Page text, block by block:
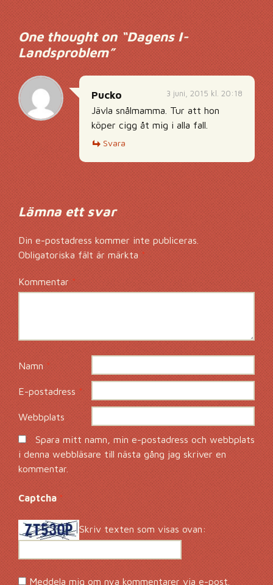
One thought on “Dagens I-
Landsproblem”
3 juni, 2015 kl. 20:18
Pucko
Jävla snålmamma. Tur att hon
köper cigg åt mig i alla fall.
Svara
Lämna ett svar
Din e-postadress kommer inte publiceras.
Obligatoriska fält är märkta*
Kommentar*
Namn*
E-postadress*
Webbplats
Spara mitt namn, min e-postadress och webbplats
i denna webbläsare till nästa gång jag skriver en
kommentar.
Captcha *
Skriv texten som visas ovan:
Meddela mig om nya kommentarer via e-post.